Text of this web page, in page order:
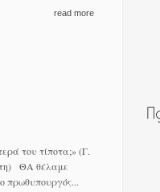
read more
του τίποτα;» (Γ.
ΘΑ θέλαμε
πρωθυπουργός...